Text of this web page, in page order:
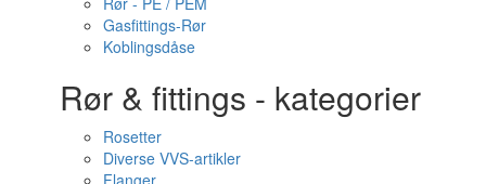
Gasfittings-Rør
Koblingsdåse
Rør & fittings - kategorier
Rosetter
Diverse VVS-artikler